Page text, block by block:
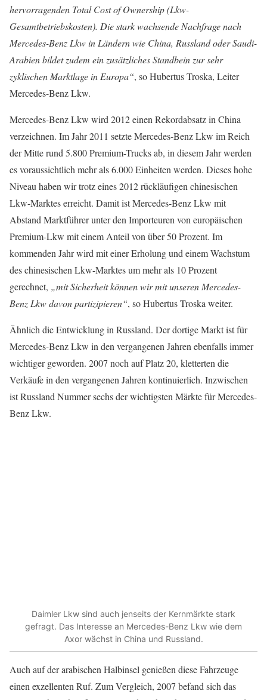
hervorragenden Total Cost of Ownership (Lkw-
Gesamtbetriebskosten). Die stark wachsende Nachfrage nach
Mercedes-Benz Lkw in Ländern wie China, Russland oder Saudi-
Arabien bildet zudem ein zusätzliches Standbein zur sehr
zyklischen Marktlage in Europa“, so Hubertus Troska, Leiter
Mercedes-Benz Lkw.
Mercedes-Benz Lkw wird 2012 einen Rekordabsatz in China
verzeichnen. Im Jahr 2011 setzte Mercedes-Benz Lkw im Reich
der Mitte rund 5.800 Premium-Trucks ab, in diesem Jahr werden
es voraussichtlich mehr als 6.000 Einheiten werden. Dieses hohe
Niveau haben wir trotz eines 2012 rückläufigen chinesischen
Lkw-Marktes erreicht. Damit ist Mercedes-Benz Lkw mit
Abstand Marktführer unter den Importeuren von europäischen
Premium-Lkw mit einem Anteil von über 50 Prozent. Im
kommenden Jahr wird mit einer Erholung und einem Wachstum
des chinesischen Lkw-Marktes um mehr als 10 Prozent
gerechnet, „mit Sicherheit können wir mit unseren Mercedes-
Benz Lkw davon partizipieren“, so Hubertus Troska weiter.
Ähnlich die Entwicklung in Russland. Der dortige Markt ist für
Mercedes-Benz Lkw in den vergangenen Jahren ebenfalls immer
wichtiger geworden. 2007 noch auf Platz 20, kletterten die
Verkäufe in den vergangenen Jahren kontinuierlich. Inzwischen
ist Russland Nummer sechs der wichtigsten Märkte für Mercedes-
Benz Lkw.
Daimler Lkw sind auch jenseits der Kernmärkte stark
gefragt. Das Interesse an Mercedes-Benz Lkw wie dem
Axor wächst in China und Russland.
Auch auf der arabischen Halbinsel genießen diese Fahrzeuge
einen exzellenten Ruf. Zum Vergleich, 2007 befand sich das